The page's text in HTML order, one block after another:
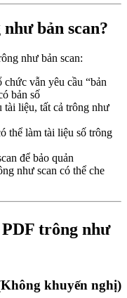
bản scan?
như bản scan:
vẫn yêu cầu “bản
bản số
liệu, tất cả trông như
thể làm tài liệu số trông
để bảo quản
như scan có thể che
trông như
khuyến nghị)